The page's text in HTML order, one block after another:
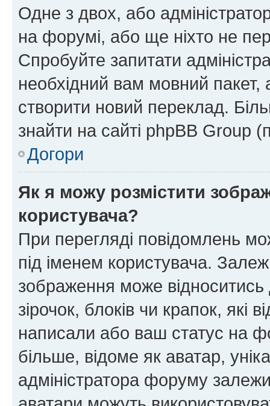
Одне з двох, або
на форумі, або ще ніхто не
Спробуйте запитати
необхідний вам мовний
створити новий переклад.
знайти на сайті phpBB Group
Догори
Як я можу розмістити
користувача?
При перегляді повідомлень
під іменем користувача.
зображення може відноситись
зірочок, блоків чи крапок, які
написали або ваш статус на
більше, відоме як аватар,
адміністратора форуму